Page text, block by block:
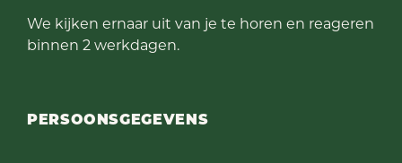
We kijken ernaar uit van je te horen en reageren
binnen 2 werkdagen.
PERSOONSGEGEVENS